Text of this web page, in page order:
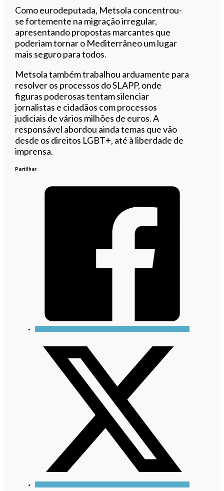
Como eurodeputada, Metsola concentrou-
se fortemente na migração irregular,
apresentando propostas marcantes que
poderiam tornar o Mediterrâneo um lugar
mais seguro para todos.
Metsola também trabalhou arduamente para
resolver os processos do SLAPP, onde
figuras poderosas tentam silenciar
jornalistas e cidadãos com processos
judiciais de vários milhões de euros. A
responsável abordou ainda temas que vão
desde os direitos LGBT+, até à liberdade de
imprensa.
Partilhar